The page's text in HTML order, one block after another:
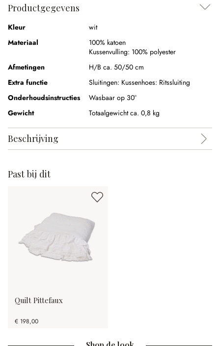
Productgegevens
Kleur
wit
Materiaal
100% katoen
Kussenvulling: 100% polyester
Afmetingen
H/B ca. 50/50 cm
Extra functie
Sluitingen: Kussenhoes: Ritssluiting
Onderhoudsinstructies
Wasbaar op 30°
Gewicht
Totaalgewicht ca. 0,8 kg
Beschrijving
Past bij dit
Quilt Pittefaux
€ 198,00